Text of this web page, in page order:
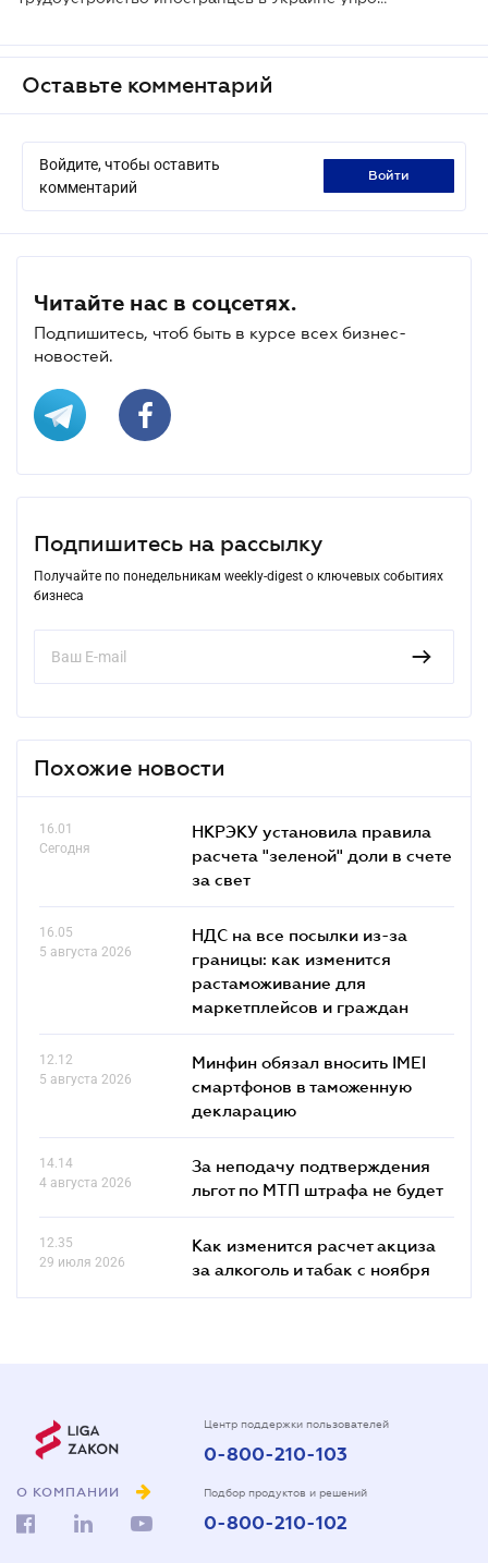
Оставьте комментарий
Войдите, чтобы оставить
комментарий
войти
Читайте нас в соцсетях.
Подпишитесь, чтоб быть в курсе всех бизнес-
новостей.
Подпишитесь на рассылку
Получайте по понедельникам weekly-digest о ключевых событиях
бизнеса
Похожие новости
16.01
Сегодня
НКРЭКУ установила правила
расчета "зеленой" доли в счете
за свет
16.05
5 августа 2026
НДС на все посылки из-за
границы: как изменится
растаможивание для
маркетплейсов и граждан
12.12
5 августа 2026
Минфин обязал вносить IMEI
смартфонов в таможенную
декларацию
14.14
4 августа 2026
За неподачу подтверждения
льгот по МТП штрафа не будет
12.35
29 июля 2026
Как изменится расчет акциза
за алкоголь и табак с ноября
О КОМПАНИИ
Центр поддержки пользователей
0-800-210-103
Подбор продуктов и решений
0-800-210-102